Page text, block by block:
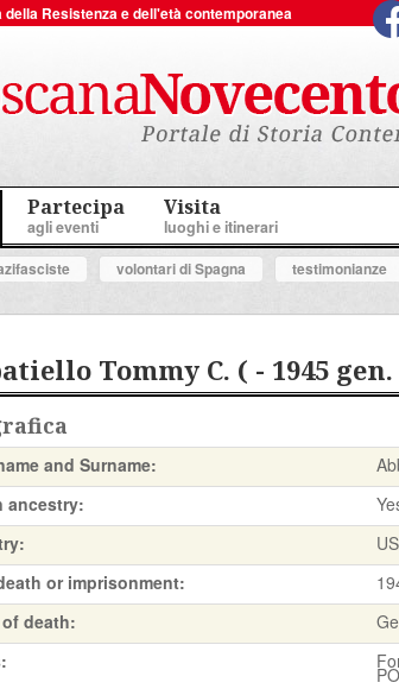
Resistenza e dell'età contemporanea
Partecipa
agli eventi
Visita
luoghi e itinerari
volontari di Spagna testimonianze
Tommy C. ( - 1945 gen.
and Surname:
ancestry:
or imprisonment:
of death: